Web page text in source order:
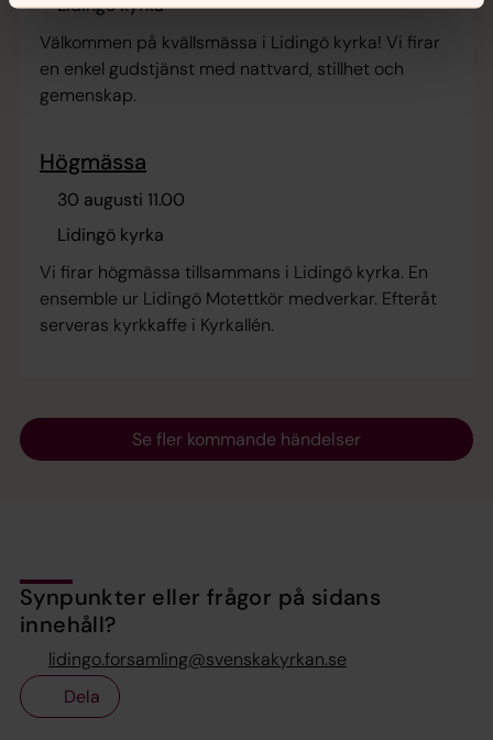
Lidingö kyrka
Välkommen på kvällsmässa i Lidingö kyrka! Vi firar
en enkel gudstjänst med nattvard, stillhet och
gemenskap.
Högmässa
30 augusti 11.00
Lidingö kyrka
Vi firar högmässa tillsammans i Lidingö kyrka. En
ensemble ur Lidingö Motettkör medverkar. Efteråt
serveras kyrkkaffe i Kyrkallén.
Se fler kommande händelser
Synpunkter eller frågor på sidans
innehåll?
lidingo.forsamling@svenskakyrkan.se
Dela